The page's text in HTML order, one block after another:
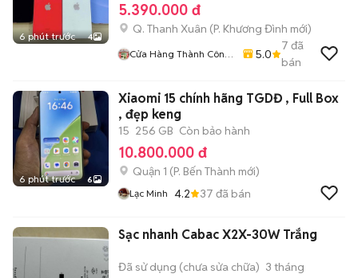
6 phút trước 4
5.390.000 đ
Q. Thanh Xuân (P. Khương Đình mới)
Cửa Hàng Thành Công
5.0
7 đã
bán
6 phút trước 6
Xiaomi 15 chính hãng TGDĐ , Full Box
, đẹp keng
15 256 GB Còn bảo hành
10.800.000 đ
Quận 1 (P. Bến Thành mới)
Lạc Minh 4.2 37 đã bán
Sạc nhanh Cabac X2X-30W Trắng
Đã sử dụng (chưa sửa chữa) 3 tháng